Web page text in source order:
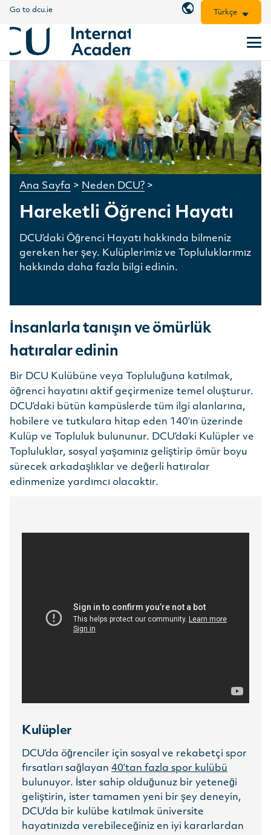
Go to dcu.ie Türkçe
Ana Sayfa > Neden DCU? >
Hareketli Öğrenci Hayatı
DCU’daki Öğrenci Hayatı hakkında bilmeniz
gereken her şey. Kulüplerimiz ve Topluluklarımız
hakkında daha fazla bilgi edinin.
İnsanlarla tanışın ve ömürlük
hatıralar edinin
Bir DCU Kulübüne veya Topluluğuna katılmak,
öğrenci hayatını aktif geçirmenize temel oluşturur.
DCU’daki bütün kampüslerde tüm ilgi alanlarına,
hobilere ve tutkulara hitap eden 140’ın üzerinde
Kulüp ve Topluluk bulununur. DCU’daki Kulüpler ve
Topluluklar, sosyal yaşamınız geliştirip ömür boyu
sürecek arkadaşlıklar ve değerli hatıralar
edinmenize yardımcı olacaktır.
Kulüpler
DCU’da öğrenciler için sosyal ve rekabetçi spor
fırsatları sağlayan 40’tan fazla spor kulübü
bulunuyor. İster sahip olduğunuz bir yeteneği
geliştirin, ister tamamen yeni bir şey deneyin,
DCU’da bir kulübe katılmak üniversite
hayatınızda verebileceğiniz en iyi kararlardan